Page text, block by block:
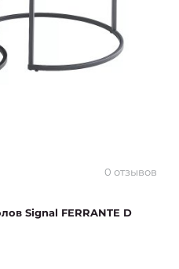
0 отзывов
Signal FERRANTE D